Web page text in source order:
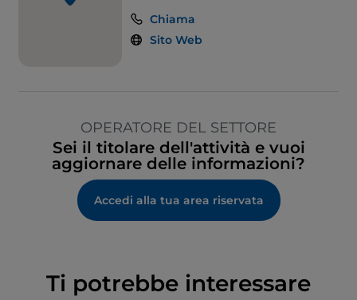
Chiama
Sito Web
OPERATORE DEL SETTORE
Sei il titolare dell'attività e vuoi
aggiornare delle informazioni?
Accedi alla tua area riservata
Ti potrebbe interessare